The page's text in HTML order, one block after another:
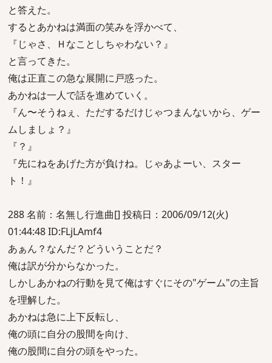
と答えた。
するとあかねは満面の笑みを浮かべて、
『じゃさ、Ｈなことしちゃわない？』
と言ってきた。
俺は正直この急な展開に戸惑った。
あかねは一人で話を進めていく。
『ん〜そうねぇ、ただするだけじゃつまんないから、ゲー
ムしましょ？』
『？』
『先にねをあげた方が負けね。じゃあよーい、スター
ト！』
288 名前：名無し行進曲[] 投稿日：2006/09/12(火)
01:44:48 ID:FLjLAmf4
あぁん？なんだ？どういうことだ？
俺は訳が分からなかった。
しかしあかねの行動を見て俺はすぐにその"ゲーム"の主旨
を理解した。
あかねは急に上下反転し、
俺の頭に自分の股間を向け、
俺の股間に自分の頭をやった。